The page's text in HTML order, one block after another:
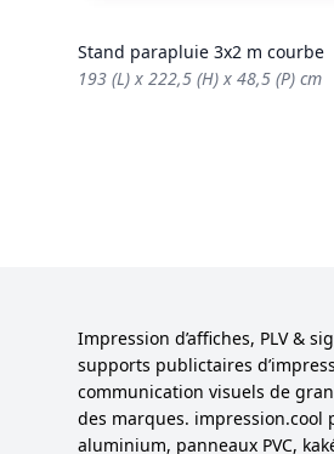
Stand parapluie 3x2 m courbe
193 (L) x 222,5 (H) x 48,5 (P) cm
Impression d’affiches, PLV &
supports publictaires
communication visuels de
des marques. impression.cool
aluminium, panneaux PVC,